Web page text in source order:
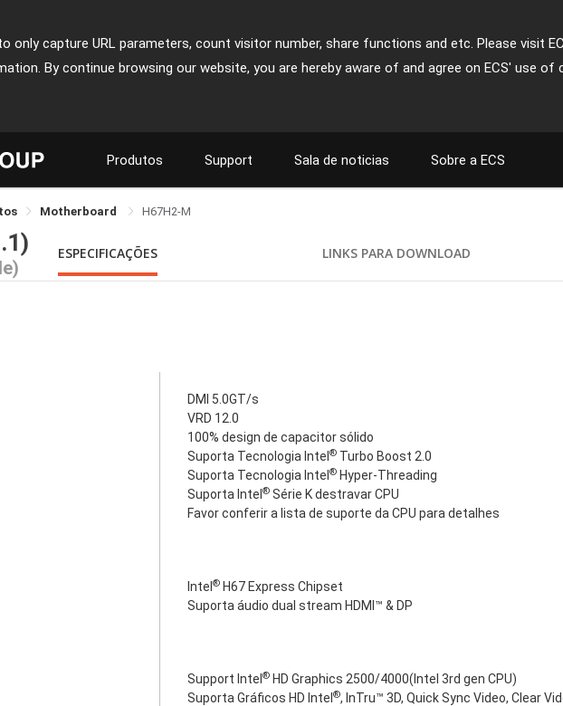
only capture URL parameters, count visitor number, share functions and etc. Please visit
By continue browsing our website, you are hereby aware of and agree on ECS' use of
Produtos Support Sala de noticias Sobre a ECS
Motherboard H67H2-M
ESPECIFICAÇÕES LINKS PARA DOWNLOAD
DMI 5.0GT/s
VRD 12.0
100% design de capacitor sólido
Suporta Tecnologia Intel ® Turbo Boost 2.0
Suporta Tecnologia Intel ® Hyper-Threading
Suporta Intel ® Série K destravar CPU
Favor conferir a lista de suporte da CPU para detalhes
Intel ® H67 Express Chipset
Suporta áudio dual stream HDMI™ & DP
Support Intel ® HD Graphics 2500/4000(Intel 3rd gen CPU)
Suporta Gráficos HD Intel ®, InTru™ 3D, Quick Sync Video, Clear